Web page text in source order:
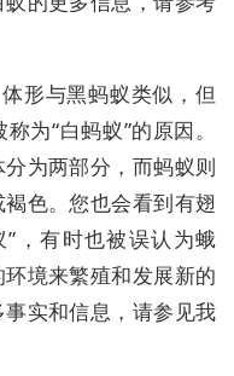
形与黑蚂蚁类似，但
为“白蚂蚁”的原因。
为两部分，而蚂蚁则
色。您也会看到有翅
，有时也被误认为蛾
境来繁殖和发展新的
实和信息，请参见我